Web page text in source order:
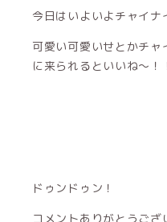
今日はいよいよチャイナ
可愛い可愛いせとかチ
に来られるといいね〜！
ドゥンドゥン！
コメントありがとうござ